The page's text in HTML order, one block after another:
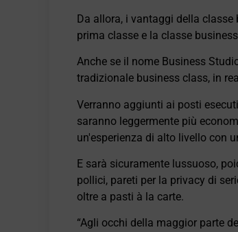
Da allora, i vantaggi della
prima classe e la classe
Anche se il nome Business
tradizionale business class, in
Verranno aggiunti ai posti
saranno leggermente più
un'esperienza di alto livello con
E sarà sicuramente lussuoso,
pollici, pareti per la privacy di
oltre a pasti à la carte.
“Agli occhi della maggior parte